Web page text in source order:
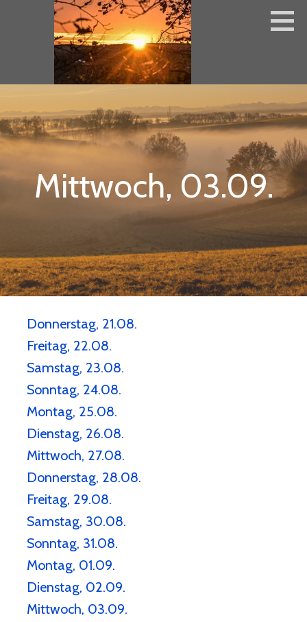
Mittwoch, 03.09.
Donnerstag, 21.08.
Freitag, 22.08.
Samstag, 23.08.
Sonntag, 24.08.
Montag, 25.08.
Dienstag, 26.08.
Mittwoch, 27.08.
Donnerstag, 28.08.
Freitag, 29.08.
Samstag, 30.08.
Sonntag, 31.08.
Montag, 01.09.
Dienstag, 02.09.
Mittwoch, 03.09.